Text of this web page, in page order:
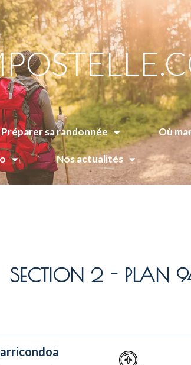
Préparer sa randonnée Où
Nos actualités
SECTION 2 - PLAN